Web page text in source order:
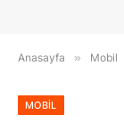
Anasayfa » Mobil
MOBIL